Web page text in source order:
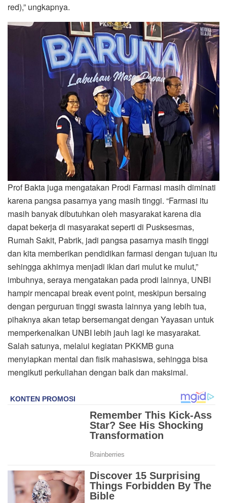
red),” ungkapnya.
Prof Bakta juga mengatakan Prodi Farmasi masih diminati
karena pangsa pasarnya yang masih tinggi. “Farmasi itu
masih banyak dibutuhkan oleh masyarakat karena dia
dapat bekerja di masyarakat seperti di Pusksesmas,
Rumah Sakit, Pabrik, jadi pangsa pasarnya masih tinggi
dan kita memberikan pendidikan farmasi dengan tujuan itu
sehingga akhirnya menjadi iklan dari mulut ke mulut,”
imbuhnya, seraya mengatakan pada prodi lainnya, UNBI
hampir mencapai break event point, meskipun bersaing
dengan perguruan tinggi swasta lainnya yang lebih tua,
pihaknya akan tetap bersemangat dengan Yayasan untuk
memperkenalkan UNBI lebih jauh lagi ke masyarakat.
Salah satunya, melalui kegiatan PKKMB guna
menyiapkan mental dan fisik mahasiswa, sehingga bisa
mengikuti perkuliahan dengan baik dan maksimal.